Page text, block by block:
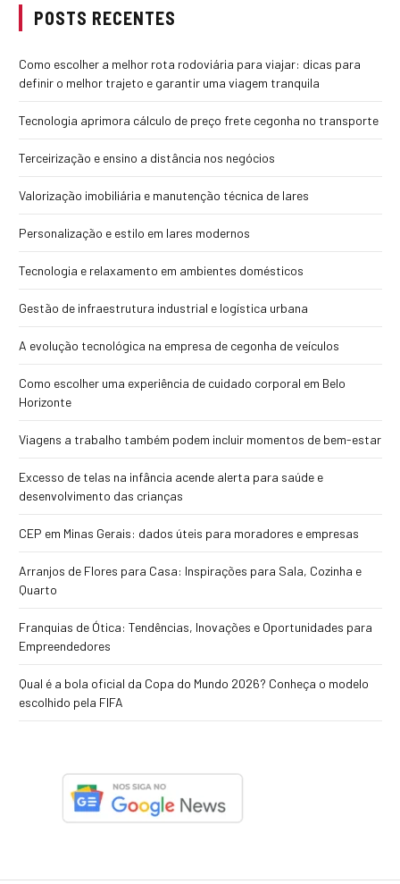
POSTS RECENTES
Como escolher a melhor rota rodoviária para viajar: dicas para
definir o melhor trajeto e garantir uma viagem tranquila
Tecnologia aprimora cálculo de preço frete cegonha no transporte
Terceirização e ensino a distância nos negócios
Valorização imobiliária e manutenção técnica de lares
Personalização e estilo em lares modernos
Tecnologia e relaxamento em ambientes domésticos
Gestão de infraestrutura industrial e logística urbana
A evolução tecnológica na empresa de cegonha de veículos
Como escolher uma experiência de cuidado corporal em Belo
Horizonte
Viagens a trabalho também podem incluir momentos de bem-estar
Excesso de telas na infância acende alerta para saúde e
desenvolvimento das crianças
CEP em Minas Gerais: dados úteis para moradores e empresas
Arranjos de Flores para Casa: Inspirações para Sala, Cozinha e
Quarto
Franquias de Ótica: Tendências, Inovações e Oportunidades para
Empreendedores
Qual é a bola oficial da Copa do Mundo 2026? Conheça o modelo
escolhido pela FIFA